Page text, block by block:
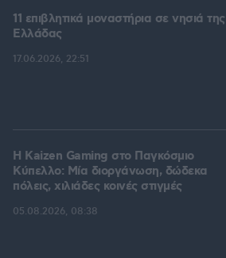
11 επιβλητικά μοναστήρια σε νησιά της
Ελλάδας
17.06.2026, 22:51
H Kaizen Gaming στο Παγκόσμιο
Kύπελλο: Μία διοργάνωση, δώδεκα
πόλεις, χιλιάδες κοινές στιγμές
05.08.2026, 08:38